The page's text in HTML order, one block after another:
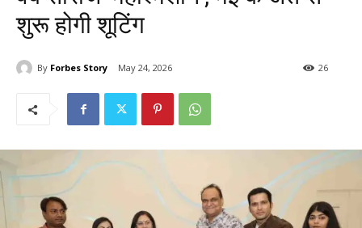
शुरू होगी शूटिंग
By Forbes Story May 24, 2026 26